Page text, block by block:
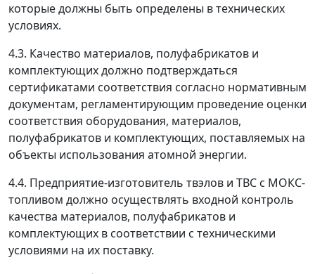
которые должны быть определены в технических
условиях.
4.3. Качество материалов, полуфабрикатов и
комплектующих должно подтверждаться
сертификатами соответствия согласно нормативным
документам, регламентирующим проведение оценки
соответствия оборудования, материалов,
полуфабрикатов и комплектующих, поставляемых на
объекты использования атомной энергии.
4.4. Предприятие-изготовитель твэлов и ТВС с МОКС-
топливом должно осуществлять входной контроль
качества материалов, полуфабрикатов и
комплектующих в соответствии с техническими
условиями на их поставку.